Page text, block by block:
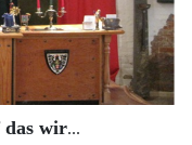
das wir...